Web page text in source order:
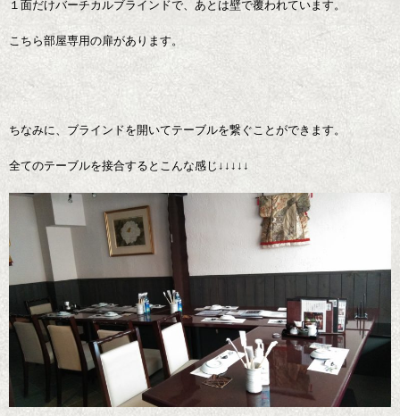
１面だけバーチカルブラインドで、あとは壁で覆われています。
こちら部屋専用の扉があります。
ちなみに、ブラインドを開いてテーブルを繋ぐことができます。
全てのテーブルを接合するとこんな感じ↓↓↓↓↓